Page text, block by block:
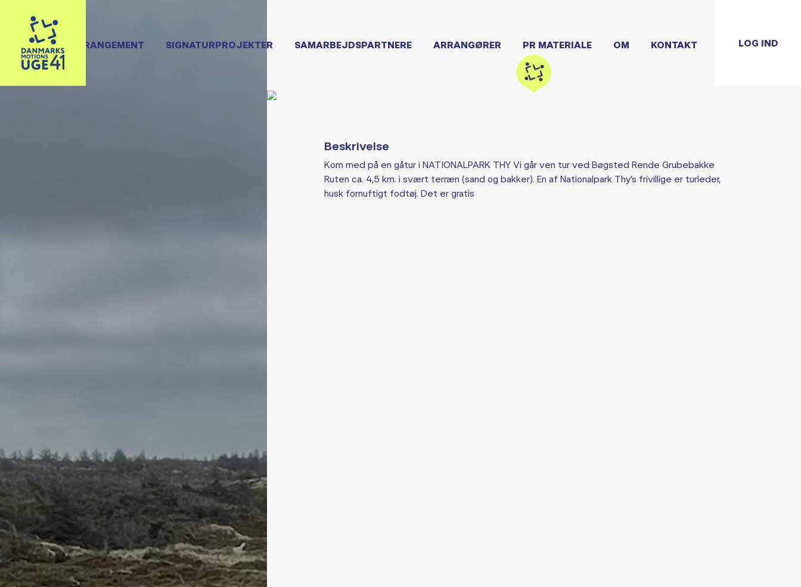
OPRET ARRANGEMENT SIGNATURPROJEKTER SAMARBEJDSPARTNERE ARRANGØRER PR MATERIALE OM KONTAKT LOG IND
Beskrivelse
Kom med på en gåtur i NATIONALPARK THY Vi går ven tur ved Bøgsted Rende Grubebakke
Ruten ca. 4,5 km. i svært terræn (sand og bakker). En af Nationalpark Thy’s frivillige er turleder,
husk fornuftigt fodtøj. Det er gratis